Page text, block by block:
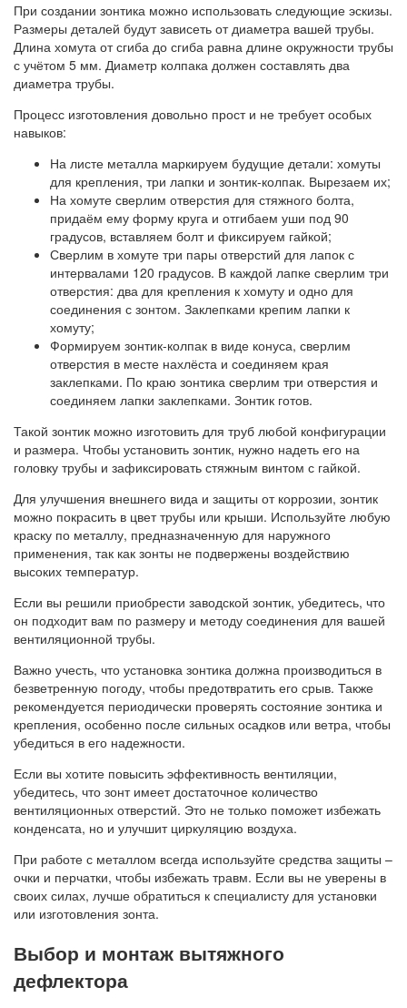
При создании зонтика можно использовать следующие эскизы.
Размеры деталей будут зависеть от диаметра вашей трубы.
Длина хомута от сгиба до сгиба равна длине окружности трубы
с учётом 5 мм. Диаметр колпака должен составлять два
диаметра трубы.
Процесс изготовления довольно прост и не требует особых
навыков:
На листе металла маркируем будущие детали: хомуты
для крепления, три лапки и зонтик-колпак. Вырезаем их;
На хомуте сверлим отверстия для стяжного болта,
придаём ему форму круга и отгибаем уши под 90
градусов, вставляем болт и фиксируем гайкой;
Сверлим в хомуте три пары отверстий для лапок с
интервалами 120 градусов. В каждой лапке сверлим три
отверстия: два для крепления к хомуту и одно для
соединения с зонтом. Заклепками крепим лапки к
хомуту;
Формируем зонтик-колпак в виде конуса, сверлим
отверстия в месте нахлёста и соединяем края
заклепками. По краю зонтика сверлим три отверстия и
соединяем лапки заклепками. Зонтик готов.
Такой зонтик можно изготовить для труб любой конфигурации
и размера. Чтобы установить зонтик, нужно надеть его на
головку трубы и зафиксировать стяжным винтом с гайкой.
Для улучшения внешнего вида и защиты от коррозии, зонтик
можно покрасить в цвет трубы или крыши. Используйте любую
краску по металлу, предназначенную для наружного
применения, так как зонты не подвержены воздействию
высоких температур.
Если вы решили приобрести заводской зонтик, убедитесь, что
он подходит вам по размеру и методу соединения для вашей
вентиляционной трубы.
Важно учесть, что установка зонтика должна производиться в
безветренную погоду, чтобы предотвратить его срыв. Также
рекомендуется периодически проверять состояние зонтика и
крепления, особенно после сильных осадков или ветра, чтобы
убедиться в его надежности.
Если вы хотите повысить эффективность вентиляции,
убедитесь, что зонт имеет достаточное количество
вентиляционных отверстий. Это не только поможет избежать
конденсата, но и улучшит циркуляцию воздуха.
При работе с металлом всегда используйте средства защиты –
очки и перчатки, чтобы избежать травм. Если вы не уверены в
своих силах, лучше обратиться к специалисту для установки
или изготовления зонта.
Выбор и монтаж вытяжного
дефлектора